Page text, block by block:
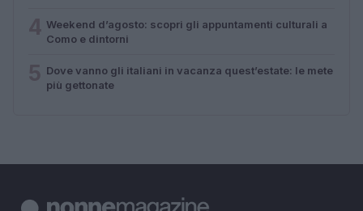
Weekend d’agosto: scopri gli appuntamenti culturali a
Como e dintorni
Dove vanno gli italiani in vacanza quest’estate: le mete
più gettonate